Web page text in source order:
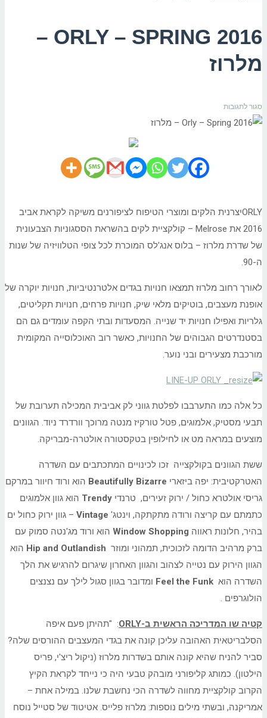
ORLY – SPRING 2016 –
מלרוז
סגור לתגובותOrly
Spring
2016
ORLYיצרנית הלקים ומוצרי הטיפוח לציפורנים משיקה לקראת אביב
2016 את Melrose – קולקציית לקים בהשראת הססגוניות הצבעונית
של שדרת מלרוז – בלוס אנג'לס המוכרת לכל צופי הטלוויזיה של שנות
ה-90.
לאורך רחוב מלרוז תמצאו חנויות בגדים אלטרנטיביות, חנויות יוקרה של
אופנת מעצבים, בוטיקים מלאי שיק, חנויות פרחים, חנויות תקליטים,
גלריות ואפילו חנויות יד שנייה. המסעדות ובתי הקפה עומדים גם הם
בסטנדרטים הגבוהים של החנויות, כאשר רוב האוכלוסייה המקומית
מורכבת מצעירים ובני נוער.
כל אלה כמו התערבבו לפלטת גווני לק אביבית המכילה תערובת של
תבעי מסטיק, אלמוגים, פטל טורקיז מנטה מרוכך וורדרד ניוד. הגוונים
מוצעים במראה מט או לחילופין בטקסטורה אולטרה-מבריקה.
ששת הגוונים בקולקצייה זכו לכינויים המתכתבים עם השדרה
האטרקטיבית: יפה ביזארי Beautifully Bizarre הוא ורוד חיוור במרקם
גריסי אולטרא כחול / ירוק זעירים, טרנדי Trendy הוא גוון אלמוגים
כתמתם עם קריצה ורודה מתקתקה, וינטג' Vintage – גוון ירוק כחול ים
בהיר, חלונות ראווה Window Shopping הוא ורוד מג'נטה סמוק עם
ברק מרהיב הדומה לזכוכית, תמהוני ומוזר Hip and Outlandish הוא
הגוון הירוק עם נטייה לצהוב והגוון האחרון שיגרום להרגיש את הלך
השדרה הוא Feel the Funk ומדובר בגוון סגול לילך עם נצנצים
הולוגרפים .
קטיה שו המדריכה הראשית ב-ORLY: "תהיתן פעם איפה
הסלבריטאית האהובה עליכן קונה את בגדי המעצבים ההורסים שלה?
סביר להניח שהיא קונה אותם בשדרות מלרוז (ניקול ריצ'י, פריס
הילטון). כמותג קליפורני מובהק טבעי היה כי נייחד לקראת הקיץ
הקרוב קולקציית מחווה לשדרה הכי נחשבת שלנו. במילה אחת –
אמריקנה, ובשתי מילים נוספות: מלרוז פלייס. אטיטוד של סטייל נוסח